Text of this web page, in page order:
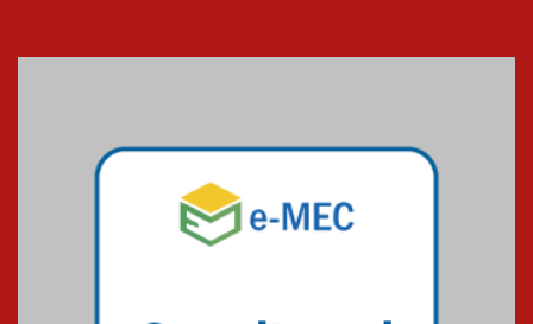
07.11.2024
Equipe de saltos ornamentais
do Mackenzie Brasília